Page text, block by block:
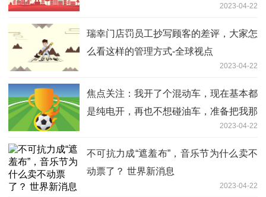
2023-04-22
瑞幸门店罚员工抄写顾客的差评，大家怎
么看这样的管理方式-全球视点
2023-04-22
焦点关注：我开了个混动车，现在基本都
是纯电开，再也不想碰油车，准备把我那
2023-04-22
不可抗力成“遮羞布”，音乐节为什么卖不
动票了？ 世界新消息
2023-04-22